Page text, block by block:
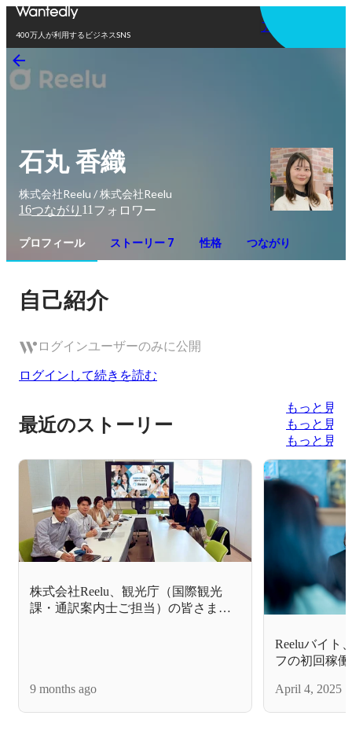
400万人が利用するビジネスSNS
アプリを使う
石丸 香織
株式会社Reelu / 株式会社Reelu
16つながり 11 フォロワー
プロフィール ストーリー 7 性格 つながり
自己紹介
ログインユーザーのみに公開
ログインして続きを読む
最近のストーリー
もっと見る
もっと見る
もっと見る
株式会社Reelu、観光庁（国際観光
課・通訳案内士ご担当）の皆さまと
9 months ago
Reeluバイト
フの初回稼
April 4, 2025